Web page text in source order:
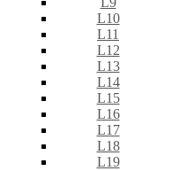
L10
L11
L12
L13
L14
L15
L16
L17
L18
L19